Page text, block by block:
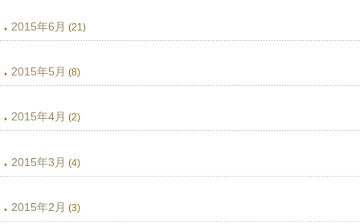
2015年6月 (21)
2015年5月 (8)
2015年4月 (2)
2015年3月 (4)
2015年2月 (3)